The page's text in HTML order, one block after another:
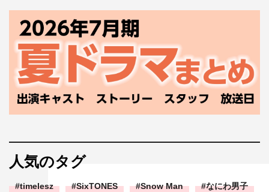
人気のタグ
timelesz SixTONES Snow Man なにわ男子